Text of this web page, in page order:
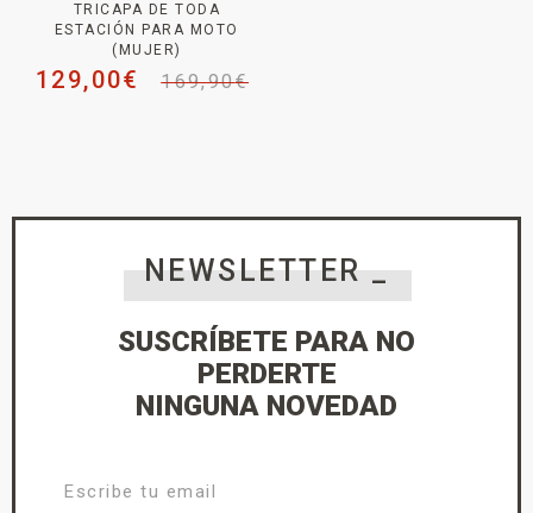
TRICAPA DE TODA
ESTACIÓN PARA MOTO
(MUJER)
169,90€
129,00€
NEWSLETTER _
SUSCRÍBETE PARA NO
PERDERTE
NINGUNA NOVEDAD